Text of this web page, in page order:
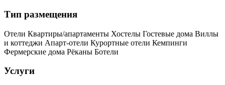
Тип размещения
Отели Квартиры/апартаменты Хостелы Гостевые дома Виллы
и коттеджи Апарт-отели Курортные отели Кемпинги
Фермерские дома Рёканы Ботели
Услуги